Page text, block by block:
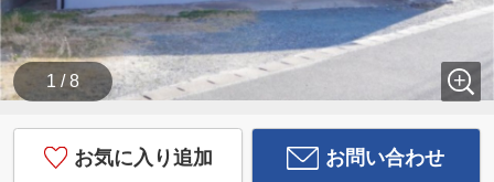
1 / 8
お気に入り追加 お問い合わせ